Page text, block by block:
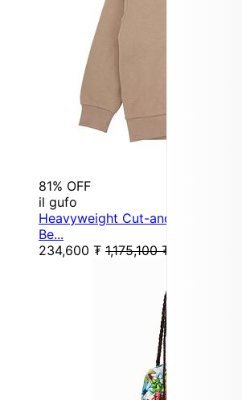
81% OFF
il gufo
Heavyweight Cut-and-Sew
Be...
234,600 ₮ 1,175,100 ₮